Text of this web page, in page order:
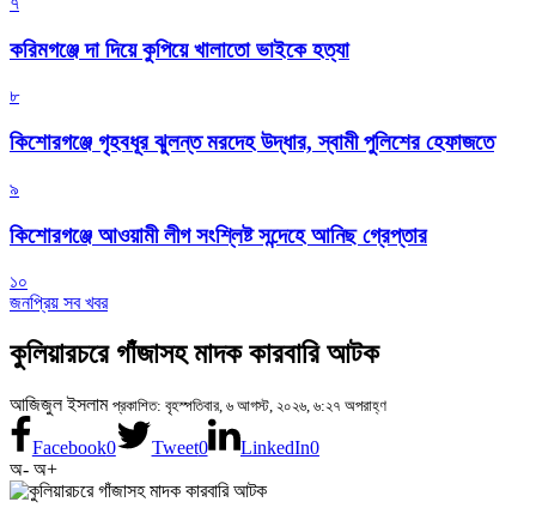
করিমগঞ্জে দা দিয়ে কুপিয়ে খালাতো ভাইকে হত্যা
৮
কিশোরগঞ্জে গৃহবধূর ঝুলন্ত মরদেহ উদ্ধার, স্বামী পুলিশের হেফাজতে
৯
কিশোরগঞ্জে আওয়ামী লীগ সংশ্লিষ্ট সন্দেহে আনিছ গ্রেপ্তার
১০
জনপ্রিয় সব খবর
কুলিয়ারচরে গাঁজাসহ মাদক কারবারি আটক
আজিজুল ইসলাম প্রকাশিত: বৃহস্পতিবার, ৬ আগস্ট, ২০২৬, ৬:২৭ অপরাহ্ণ
Facebook0 Tweet0 LinkedIn0
অ- অ+